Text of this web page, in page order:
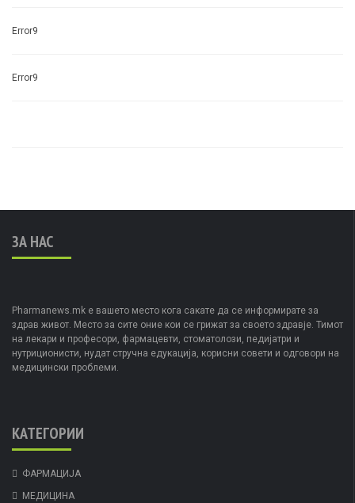
Error9
Error9
ЗА НАС
Pharmanews.mk е вашето место кога сакате да се информирате за
здрав живот. Место за сите оние кои се грижат за своето здравје. Тимот
на лекари и професори, фармацевти, стоматолози, педијатри и
нутриционисти, нудат стручна едукација, корисни совети и одговори на
медицински проблеми.
КАТЕГОРИИ
ФАРМАЦИЈА
МЕДИЦИНА